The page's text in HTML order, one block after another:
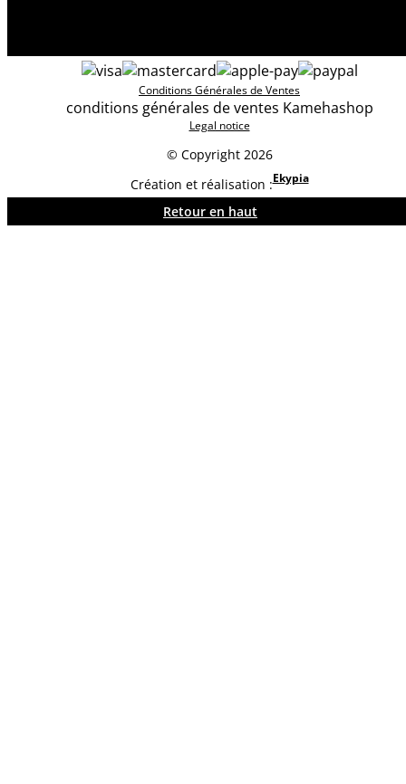
© Copyright 2026
Conditions Générales de Ventes
conditions générales de ventes Kamehashop
Legal notice
Création et réalisation :Ekypia
Retour en haut